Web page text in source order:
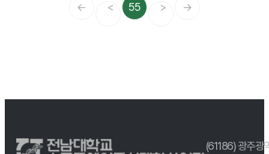
← < 55 > →
(61186) 광주광